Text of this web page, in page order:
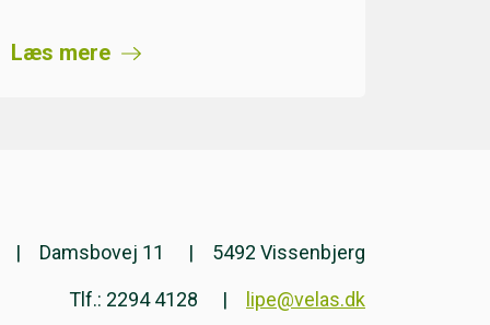
Læs mere
Damsbovej 11 5492 Vissenbjerg
Tlf.: 2294 4128 lipe@velas.dk